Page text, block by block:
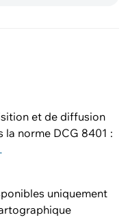
et de diffusion
la norme DCG 8401 :
uniquement